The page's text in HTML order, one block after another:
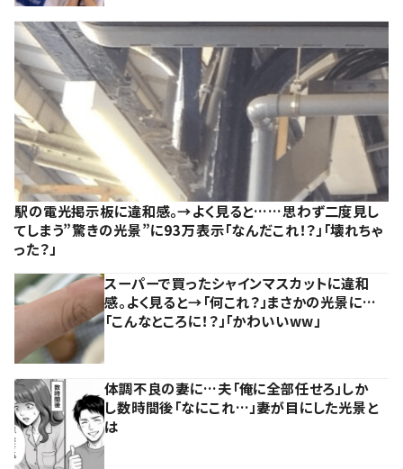
駅の電光掲示板に違和感。→よく見ると……思わず二度見し
てしまう”驚きの光景”に93万表示「なんだこれ！？」「壊れちゃ
った？」
スーパーで買ったシャインマスカットに違和
感。よく見ると→「何これ？」まさかの光景に…
「こんなところに！？」「かわいいww」
体調不良の妻に…夫「俺に全部任せろ」しか
し数時間後「なにこれ…」妻が目にした光景と
は